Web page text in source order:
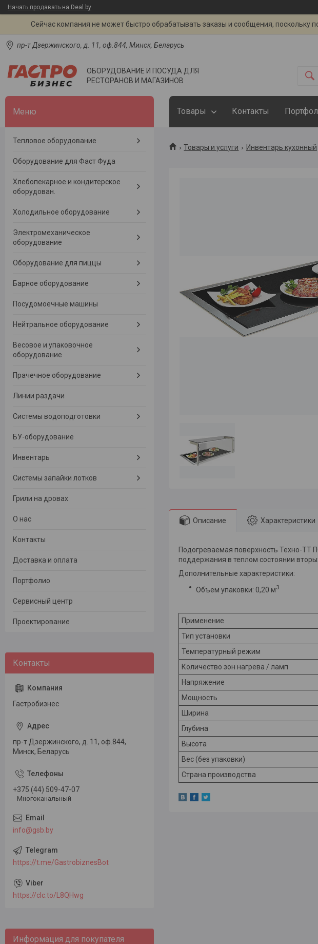
Начать продавать на Deal.by
Сейчас компания не может быстро обрабатывать заказы и сообщения, поскольку
пр-т Дзержинского, д. 11, оф.844, Минск, Беларусь
ОБОРУДОВАНИЕ И ПОСУДА ДЛЯ
РЕСТОРАНОВ И МАГАЗИНОВ
Товары Контакты
Товары и услуги Инвентарь кухонный
Описание Характеристики
Подогреваемая поверхность Техно-ТТ
поддержания в теплом состоянии
Дополнительные характеристики:
Объем упаковки: 0,20 м3
Применение
Тип установки
Температурный режим
Количество зон нагрева / ламп
Напряжение
Мощность
Ширина
Глубина
Высота
Вес (без упаковки)
Страна производства
Тепловое оборудование
Оборудование для Фаст Фуда
Хлебопекарное и кондитерское
оборудован.
Холодильное оборудование
Электромеханическое
оборудование
Оборудование для пиццы
Барное оборудование
Посудомоечные машины
Нейтральное оборудование
Весовое и упаковочное
оборудование
Прачечное оборудование
Линии раздачи
Системы водоподготовки
БУ-оборудование
Инвентарь
Системы запайки лотков
Грили на дровах
О нас
Контакты
Доставка и оплата
Портфолио
Сервисный центр
Проектирование
Гастробизнес
пр-т Дзержинского, д. 11, оф.844,
Минск, Беларусь
+375 (44) 509-47-07
Многоканальный
info@gsb.by
https://t.me/GastrobiznesBot
https://clc.to/L8QHwg
Информация для покупателя